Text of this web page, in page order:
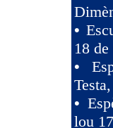
•
18
•
•
lou